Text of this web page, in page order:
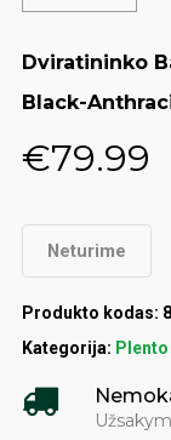
Dviratininko
Black-
€79.99
Neturime
Produkto kodas:
Kategorija: